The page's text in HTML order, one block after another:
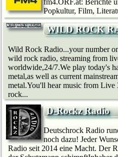
Popkultur, Film,
WILD ROCK
Wild Rock Radio...your number
wild rock radio, streaming from
worldwide,24/7.We play today's
metal,as well as current
metal.You'll hear music from Live
rock...
D-Rockz Radio
Deutschrock Radio
noch dazu! Jeder
Radio seit 2014 eine Macht. Der